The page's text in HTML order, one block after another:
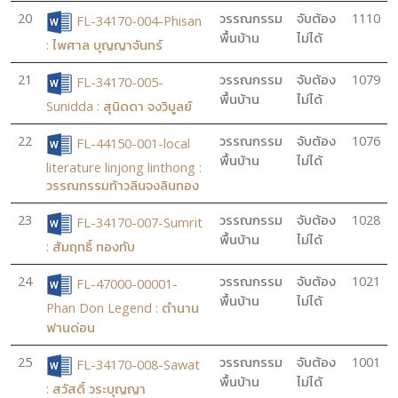
20
FL-34170-004-Phisan
: ไพศาล บุญญาจันทร์
วรรณกรรม
พื้นบ้าน
จับต้อง
ไม่ได้
1110
21
FL-34170-005-
Sunidda : สุนิดดา จงวิบูลย์
วรรณกรรม
พื้นบ้าน
จับต้อง
ไม่ได้
1079
22
FL-44150-001-local
literature linjong linthong :
วรรณกรรมท้าวลินจงลินทอง
วรรณกรรม
พื้นบ้าน
จับต้อง
ไม่ได้
1076
23
FL-34170-007-Sumrit
: สัมฤทธิ์ ทองทับ
วรรณกรรม
พื้นบ้าน
จับต้อง
ไม่ได้
1028
24
FL-47000-00001-
Phan Don Legend : ตำนาน
ฟานด่อน
วรรณกรรม
พื้นบ้าน
จับต้อง
ไม่ได้
1021
25
FL-34170-008-Sawat
: สวัสดิ์ วระบุญญา
วรรณกรรม
พื้นบ้าน
จับต้อง
ไม่ได้
1001